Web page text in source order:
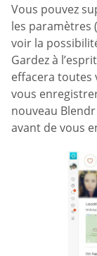
Vous pouvez
les paramètres
voir la
Gardez à
effacera toutes
vous
nouveau
avant de vous